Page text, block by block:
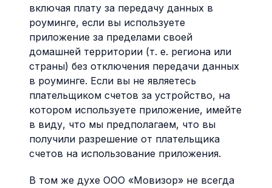
включая плату за передачу данных в
роуминге, если вы используете
приложение за пределами своей
домашней территории (т. е. региона или
страны) без отключения передачи данных
в роуминге. Если вы не являетесь
плательщиком счетов за устройство, на
котором используете приложение, имейте
в виду, что мы предполагаем, что вы
получили разрешение от плательщика
счетов на использование приложения.
В том же духе ООО «Мовизор» не всегда